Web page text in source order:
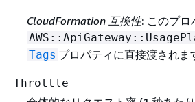
CloudFormation 互換性: このプロ
Tags プロパティに直接渡されま
Throttle